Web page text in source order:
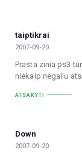
taiptikrai
2007-09-20
Prasta zinia ps3
niekaip negaliu
ATSAKYTI
Down
2007-09-20